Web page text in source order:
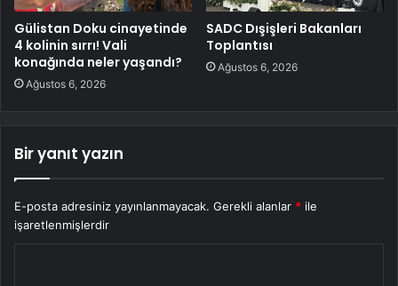
Gülistan Doku cinayetinde
4 kolinin sırrı! Vali
konağında neler yaşandı?
Ağustos 6, 2026
SADC Dışişleri Bakanları
Toplantısı
Ağustos 6, 2026
Bir yanıt yazın
E-posta adresiniz yayınlanmayacak. Gerekli alanlar * ile
işaretlenmişlerdir